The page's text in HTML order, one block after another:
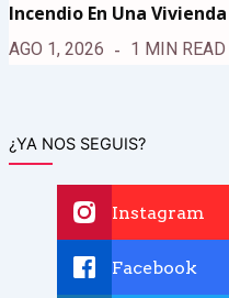
Incendio En Una
AGO 1, 2026 1 MIN READ
¿YA NOS SEGUIS?
Instagram
Facebook